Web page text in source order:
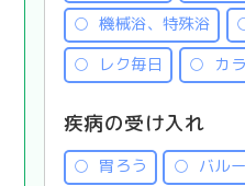
機械浴、特殊浴
レク毎日
カ
疾病の受け入れ
胃ろう バル